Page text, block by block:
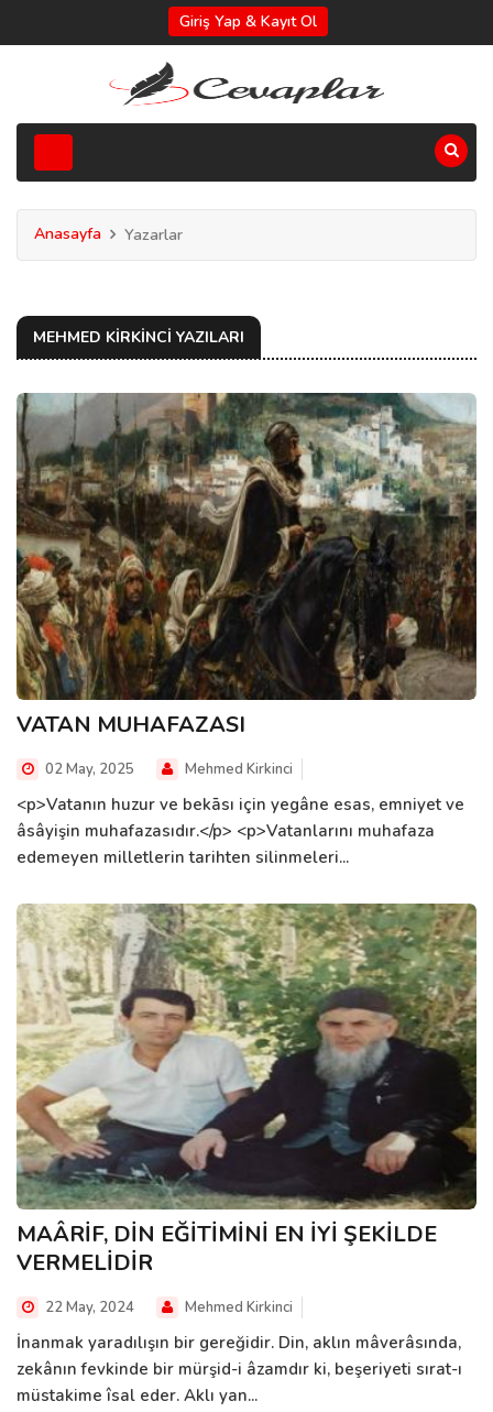
Giriş Yap & Kayıt Ol
Anasayfa Yazarlar
MEHMED KIRKINCI YAZILARI
VATAN MUHAFAZASI
02 May, 2025 Mehmed Kirkinci
<p>Vatanın huzur ve bekāsı için yegâne esas, emniyet ve
âsâyişin muhafazasıdır.</p> <p>Vatanlarını muhafaza
edemeyen milletlerin tarihten silinmeleri...
MAÂRİF, DİN EĞİTİMİNİ EN İYİ ŞEKİLDE
VERMELİDİR
22 May, 2024 Mehmed Kirkinci
İnanmak yaradılışın bir gereğidir. Din, aklın mâverâsında,
zekânın fevkinde bir mürşid-i âzamdır ki, beşeriyeti sırat-ı
müstakime îsal eder. Aklı yan...